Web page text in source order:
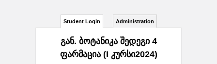
Student Login Administration
გან. ბოტანიკა შედეგი 4
ფარმაცია (I კურსი2024)